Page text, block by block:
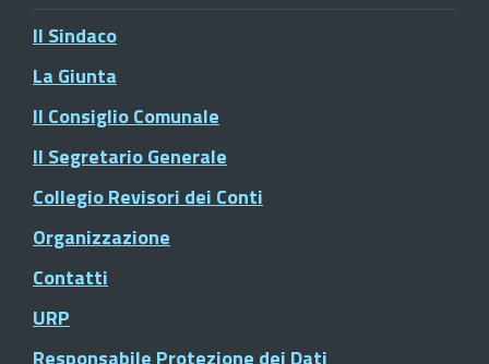
Il Sindaco
La Giunta
Il Consiglio Comunale
Il Segretario Generale
Collegio Revisori dei Conti
Organizzazione
Contatti
URP
Responsabile Protezione dei Dati